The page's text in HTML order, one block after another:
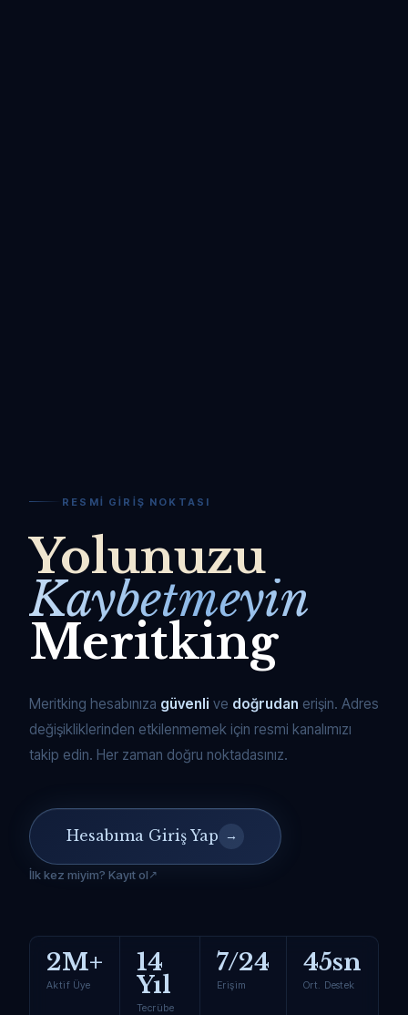
RESMI GIRIŞ NOKTASI
Yolunuzu
Kaybetmeyin
Meritking
Meritking hesabınıza güvenli ve doğrudan erişin. Adres
değişikliklerinden etkilenmemek için resmi kanalımızı
takip edin. Her zaman doğru noktadasınız.
Hesabıma Giriş Yap →
İlk kez miyim? Kayıt ol
2M+
Aktif Üye
14
Yıl
Tecrübe
7/24
Erişim
45sn
Ort. Destek